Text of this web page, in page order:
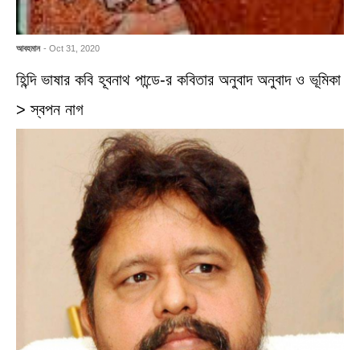
আবহমান - Oct 31, 2020
হিন্দি ভাষার কবি হূবনাথ পান্ডে-র কবিতার অনুবাদ অনুবাদ ও ভূমিকা
> স্বপন নাগ